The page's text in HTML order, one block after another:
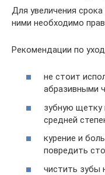
Для увеличения
ними необходимо
Рекомендации по
не стоит
абразивными
зубную щетку
средней
курение и
повредить
чистить зубы